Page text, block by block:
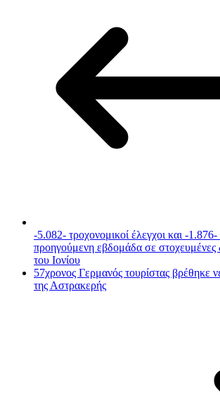
-5.082- τροχονομικοί έλεγχοι και -
προηγούμενη εβδομάδα σε στοχευμένες
του Ιονίου
57χρονος Γερμανός τουρίστας βρέθηκε
της Αστρακερής